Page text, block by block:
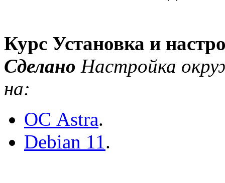
Курс Установка и
Сделано Настройка
на:
ОС Astra.
Debian 11.